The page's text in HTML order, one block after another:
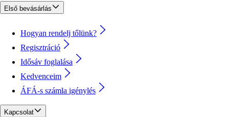
Első bevásárlás
Hogyan rendelj tőlünk?
Regisztráció
Idősáv foglalása
Kedvenceim
ÁFÁ-s számla igénylés
Kapcsolat